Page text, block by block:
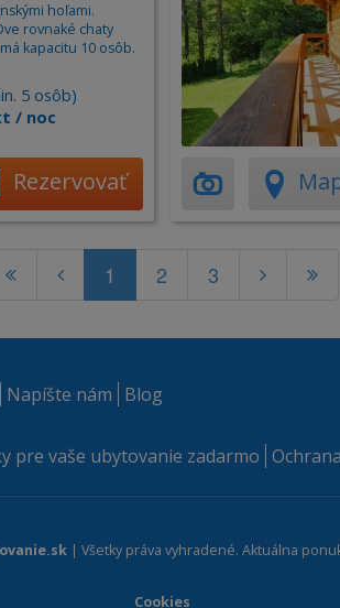
hoľami.
rovnaké chaty
kapacitu 10 osôb.
5 osôb)
/ noc
Rezervovať
1 2 3
Napíšte nám Blog
pre vaše ubytovanie zadarmo
| Všetky práva vyhradené. Aktuálna
Cookies